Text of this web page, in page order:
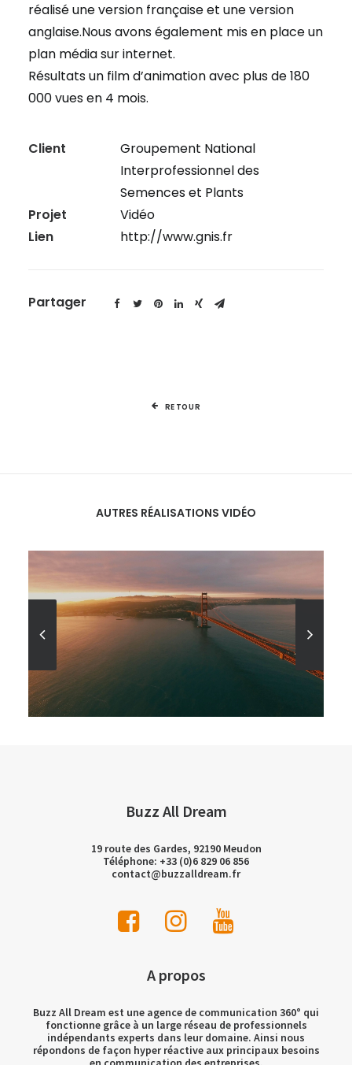
réalisé une version française et une version
anglaise.Nous avons également mis en place un
plan média sur internet.
Résultats un film d’animation avec plus de 180
000 vues en 4 mois.
Client
Groupement National
Interprofessionnel des
Semences et Plants
Projet
Vidéo
Lien
http://www.gnis.fr
Partager
RETOUR
AUTRES RÉALISATIONS VIDÉO
Buzz All Dream
19 route des Gardes, 92190 Meudon
Téléphone: +33 (0)6 829 06 856
contact@buzzalldream.fr
A propos
Buzz All Dream est une agence de communication 360° qui
fonctionne grâce à un large réseau de professionnels
indépendants experts dans leur domaine. Ainsi nous
répondons de façon hyper réactive aux principaux besoins